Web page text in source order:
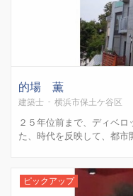
的場 薫
建築士 - 横浜市保土ケ谷区
２５年位前まで、ディベ
た、時代を反映して、都
建築士事務所、不動産コン
とし...
ピックアップ